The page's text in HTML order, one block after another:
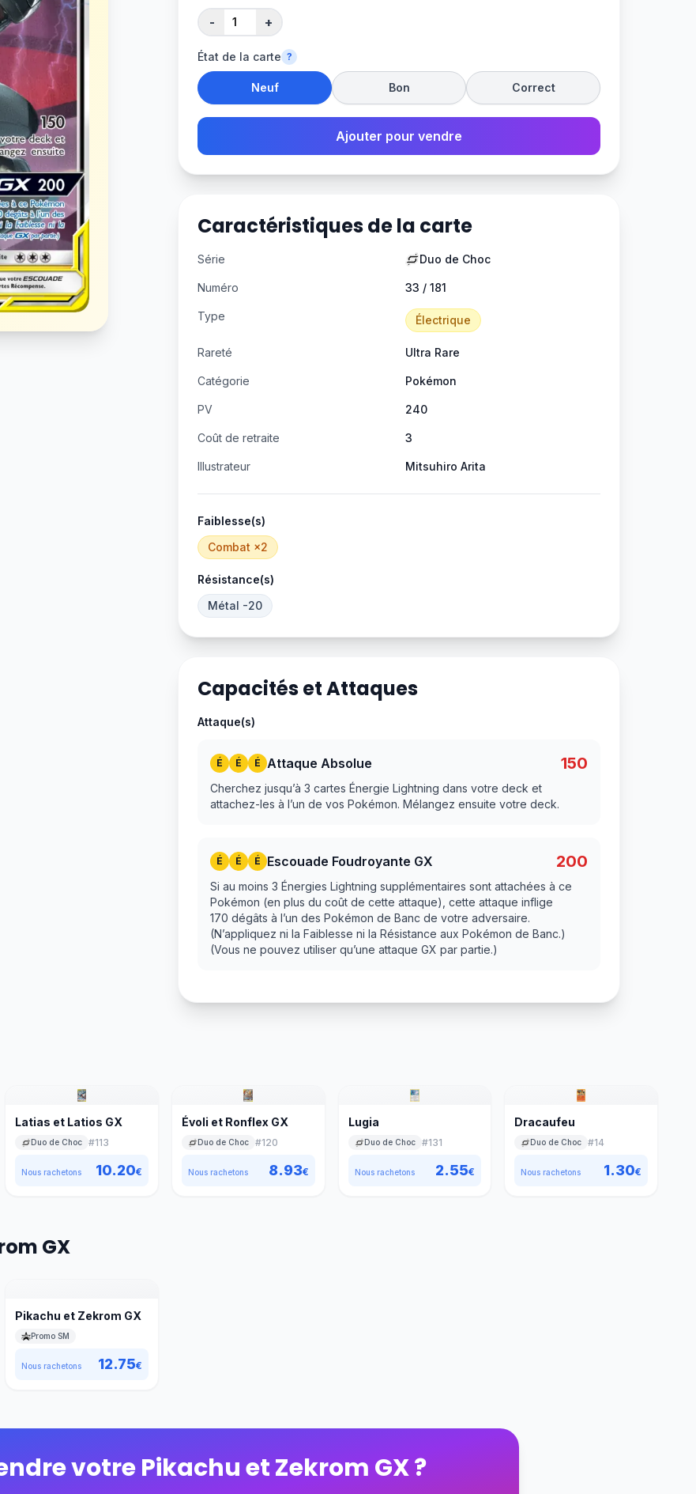
- +
État de la carte ?
Neuf Bon Correct
Ajouter pour vendre
Caractéristiques de la carte
Série Duo de Choc
Numéro 33 / 181
Type Électrique
Rareté Ultra Rare
Catégorie Pokémon
PV 240
Coût de retraite 3
Illustrateur Mitsuhiro Arita
Faiblesse(s)
Combat ×2
Résistance(s)
Métal -20
Capacités et Attaques
Attaque(s)
É É É Attaque Absolue 150
Cherchez jusqu’à 3 cartes Énergie Lightning dans votre deck et
attachez-les à l’un de vos Pokémon. Mélangez ensuite votre deck.
É É É Escouade Foudroyante GX 200
Si au moins 3 Énergies Lightning supplémentaires sont attachées à ce
Pokémon (en plus du coût de cette attaque), cette attaque inflige
170 dégâts à l’un des Pokémon de Banc de votre adversaire.
(N’appliquez ni la Faiblesse ni la Résistance aux Pokémon de Banc.)
(Vous ne pouvez utiliser qu’une attaque GX par partie.)
Latias et Latios GX
Duo de Choc #113
Nous rachetons 10.20€
Évoli et Ronflex GX
Duo de Choc #120
Nous rachetons 8.93€
Lugia
Duo de Choc #131
Nous rachetons 2.55€
Dracaufeu
Duo de Choc #14
Nous rachetons 1.30€
GX
Pikachu et Zekrom GX
Promo SM
Nous rachetons 12.75€
votrePikachu et Zekrom GX?